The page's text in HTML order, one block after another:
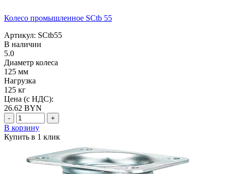
Колесо промышленное SCtb 55
Артикул: SCtb55
В наличии
5.0
Диаметр колеса
125 мм
Нагрузка
125 кг
Цена (с НДС):
26.62 BYN
- +
В корзину
Купить в 1 клик